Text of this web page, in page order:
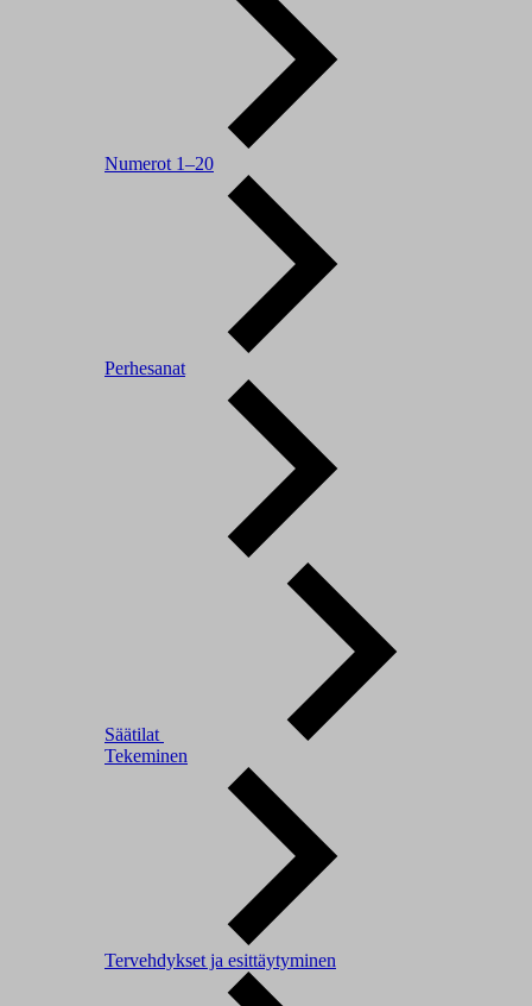
Numerot 1–20
Perhesanat
Säätilat
Tekeminen
Tervehdykset ja esittäytyminen